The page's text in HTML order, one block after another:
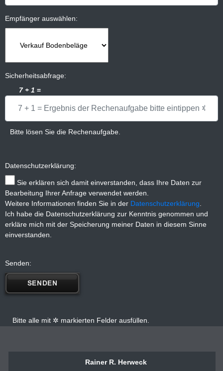
Empfänger auswählen:
Sicherheitsabfrage:
7 + 1 =
Bitte lösen Sie die Rechenaufgabe.
Datenschutzerklärung:
Sie erklären sich damit einverstanden, dass Ihre Daten zur
Bearbeitung Ihrer Anfrage verwendet werden.
Weitere Informationen finden Sie in der Datenschutzerklärung
Ich habe die Datenschutzerklärung zur Kenntnis genommen und
erkläre mich mit der Speicherung meiner Daten in diesem Sinne
einverstanden.
Senden:
Bitte alle mit ✲ markierten Felder ausfüllen.
Rainer R. Herweck